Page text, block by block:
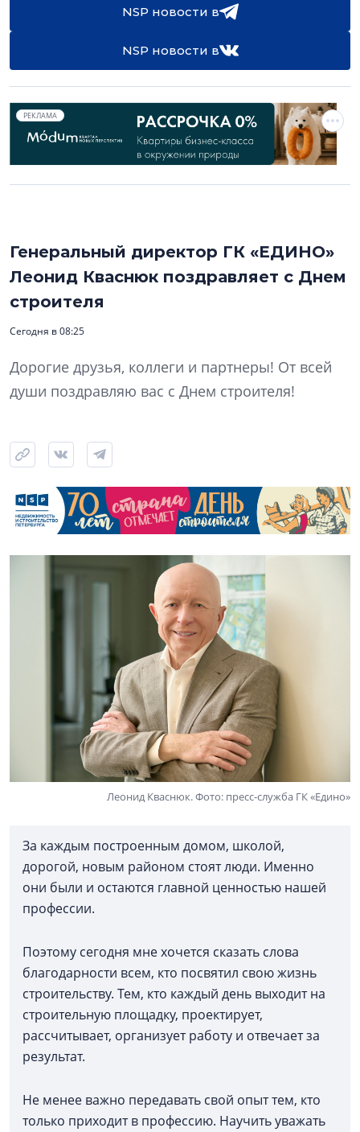
NSP новости в
NSP новости в
РЕКЛАМА
Генеральный директор ГК «ЕДИНО»
Леонид Кваснюк поздравляет с Днем
строителя
Сегодня в 08:25
Дорогие друзья, коллеги и партнеры! От всей
души поздравляю вас с Днем строителя!
Леонид Кваснюк. Фото: пресс-служба ГК «Едино»
За каждым построенным домом, школой,
дорогой, новым районом стоят люди. Именно
они были и остаются главной ценностью нашей
профессии.
Поэтому сегодня мне хочется сказать слова
благодарности всем, кто посвятил свою жизнь
строительству. Тем, кто каждый день выходит на
строительную площадку, проектирует,
рассчитывает, организует работу и отвечает за
результат.
Не менее важно передавать свой опыт тем, кто
только приходит в профессию. Научить уважать